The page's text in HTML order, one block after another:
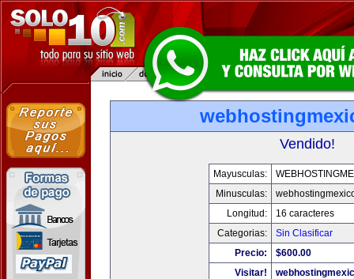
Vendido!
Mayusculas:
Minusculas:
Longitud:
16 caracteres
Categorias:
Sin Clasificar
Precio:
$600.00
Visitar!